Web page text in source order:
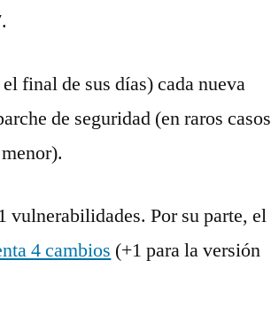
final de sus días) cada nueva
de seguridad (en raros casos
vulnerabilidades. Por su parte, el
4 cambios (+1 para la versión